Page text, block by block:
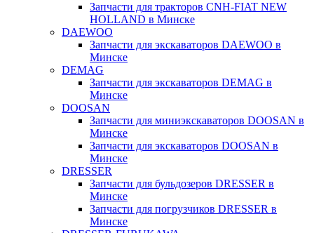
Запчасти для тракторов CNH-FIAT NEW
HOLLAND в Минске
DAEWOO
Запчасти для экскаваторов DAEWOO в
Минске
DEMAG
Запчасти для экскаваторов DEMAG в
Минске
DOOSAN
Запчасти для миниэкскаваторов DOOSAN в
Минске
Запчасти для экскаваторов DOOSAN в
Минске
DRESSER
Запчасти для бульдозеров DRESSER в
Минске
Запчасти для погрузчиков DRESSER в
Минске